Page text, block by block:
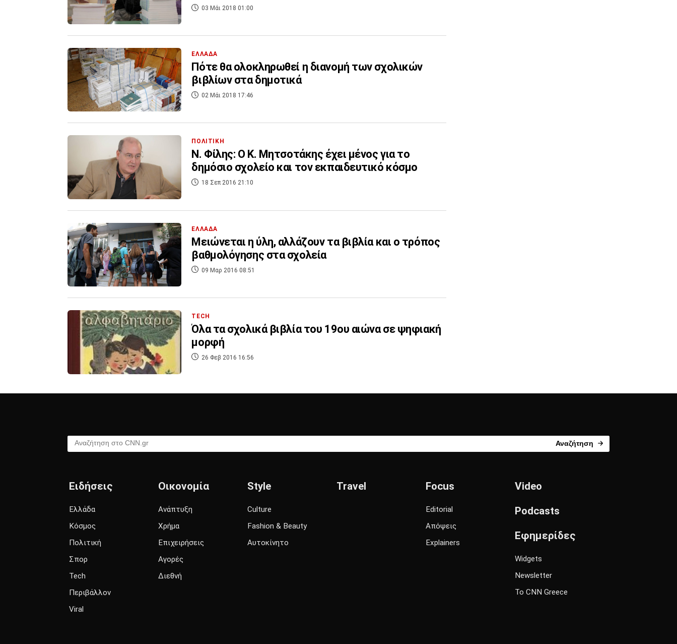
03 Μάι 2018 01:00
ΕΛΛΑΔΑ
Πότε θα ολοκληρωθεί η διανομή των σχολικών
βιβλίων στα δημοτικά
02 Μάι 2018 17:46
ΠΟΛΙΤΙΚΗ
Ν. Φίλης: Ο Κ. Μητσοτάκης έχει μένος για το
δημόσιο σχολείο και τον εκπαιδευτικό κόσμο
18 Σεπ 2016 21:10
ΕΛΛΑΔΑ
Μειώνεται η ύλη, αλλάζουν τα βιβλία και ο τρόπος
βαθμολόγησης στα σχολεία
09 Μαρ 2016 08:51
TECH
Όλα τα σχολικά βιβλία του 19ου αιώνα σε ψηφιακή
μορφή
26 Φεβ 2016 16:56
Αναζήτηση στο CNN.gr Αναζήτηση
Ειδήσεις
Ελλάδα
Κόσμος
Πολιτική
Σπορ
Tech
Περιβάλλον
Viral
Οικονομία
Ανάπτυξη
Χρήμα
Επιχειρήσεις
Αγορές
Διεθνή
Style
Culture
Fashion & Beauty
Αυτοκίνητο
Travel Focus
Editorial
Απόψεις
Explainers
Video
Podcasts
Εφημερίδες
Widgets
Newsletter
Το CNN Greece